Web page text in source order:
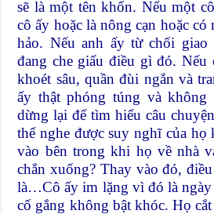
sẽ là một tên khốn. Nếu một
cô ấy hoặc là nông cạn hoặc có
hảo. Nếu anh ấy từ chối giao
đang che giấu điều gì đó. Nếu
khoét sâu, quần đùi ngắn và
ấy thật phóng túng và
dừng lại để tìm hiểu câu
thể nghe được suy nghĩ của họ
vào bên trong khi họ về nhà
chắn xuống? Thay vào đó,
là…Cô ấy im lặng vì đó là ngày
cố gắng không bật khóc. Họ